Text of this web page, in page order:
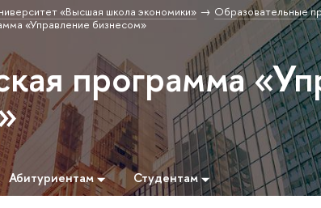
«Высшая школа экономики» Образовательные
«Управление бизнесом»
программа
Абитуриентам Студентам